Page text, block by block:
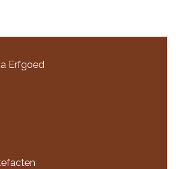
Erfgoed